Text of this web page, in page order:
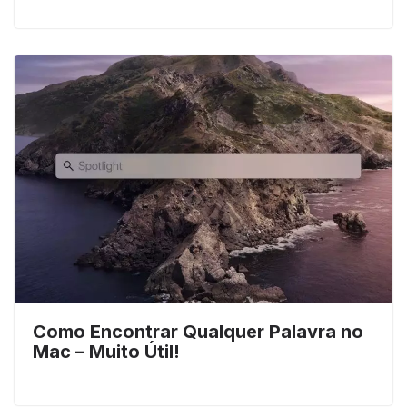
Como Encontrar Qualquer Palavra no
Mac – Muito Útil!